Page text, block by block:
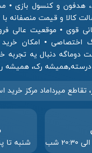
هدفون و کنسول بازی
کالا و قیمت
قوی • موقعیت عالی
• امکان خرید
دنبال یه تجربه
رو حساب.
تقاطع میرداماد مرکز خرید‌
شنبه تا پنج